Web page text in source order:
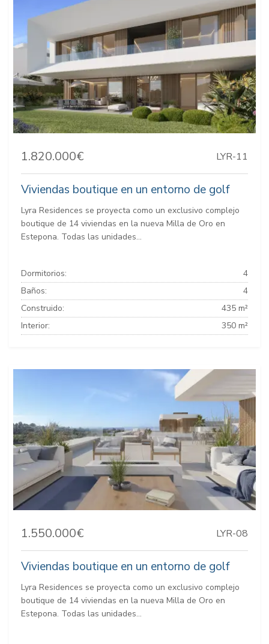
1.820.000€ LYR-11
Viviendas boutique en un entorno de golf
Lyra Residences se proyecta como un exclusivo complejo
boutique de 14 viviendas en la nueva Milla de Oro en
Estepona. Todas las unidades...
Dormitorios:
4
Baños:
4
Construido:
435 m²
Interior:
350 m²
1.550.000€ LYR-08
Viviendas boutique en un entorno de golf
Lyra Residences se proyecta como un exclusivo complejo
boutique de 14 viviendas en la nueva Milla de Oro en
Estepona. Todas las unidades...